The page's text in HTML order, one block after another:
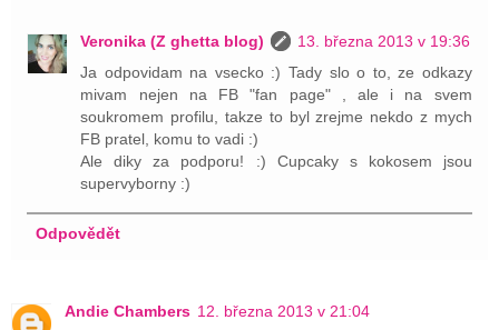
Veronika (Z ghetta blog)
13. března 2013 v 19:36
Ja odpovidam na vsecko :) Tady slo o to, ze odkazy
mivam nejen na FB "fan page" , ale i na svem
soukromem profilu, takze to byl zrejme nekdo z mych
FB pratel, komu to vadi :)
Ale diky za podporu! :) Cupcaky s kokosem jsou
supervyborny :)
Odpovědět
Andie Chambers 12. března 2013 v 21:04